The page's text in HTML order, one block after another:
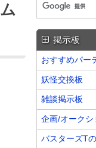
掲示板
おすすめパー
妖怪交換板
雑談掲示板
企画/オークシ
バスターズT